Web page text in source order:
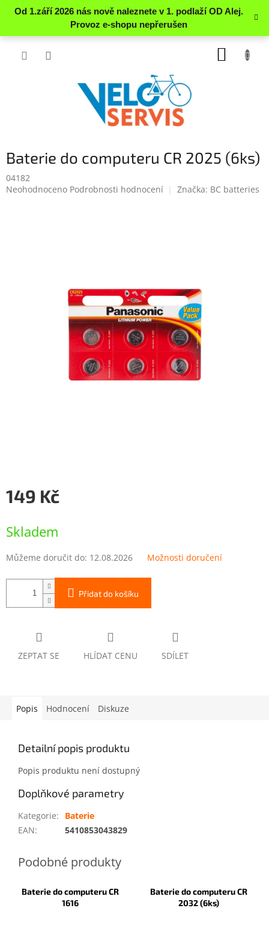
Přejít
Baterie do computeru CR 2025 (6ks)
04182
Průměrné
Neohodnoceno Podrobnosti hodnocení Značka: BC batteries
149 Kč
cena:
Skladem
Můžeme doručit do: 12.08.2026 Možnosti doručení
Přidat do košíku
ZEPTAT SE HLÍDAT CENU SDÍLET
Popis Hodnocení Diskuze
Detailní popis produktu
Popis produktu není dostupný
Doplňkové parametry
Kategorie:
Baterie
EAN: 5410853043829
Baterie do computeru CR
1616
Baterie do computeru CR
2032 (6ks)